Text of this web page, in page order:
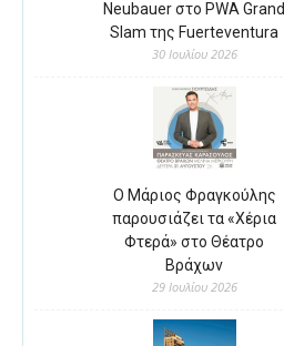
Neubauer στο PWA Grand
Slam της Fuerteventura
30 Ιουλίου 2026
Ο Μάριος Φραγκούλης
παρουσιάζει τα «Χέρια
Φτερά» στο Θέατρο
Βράχων
29 Ιουλίου 2026